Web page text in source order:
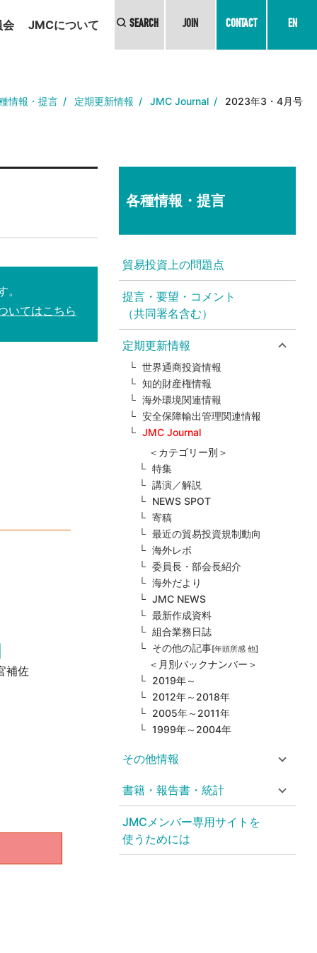
会 JMCについて SEARCH JOIN CONTACT EN
情報・提言 定期更新情報 JMC Journal 2023年3・4月号
いてはこちら
補佐
各種情報・提言
貿易投資上の問題点
提言・要望・コメント
（共同署名含む）
定期更新情報
世界通商投資情報
知的財産権情報
海外環境関連情報
安全保障輸出管理関連情報
JMC Journal
＜カテゴリー別＞
特集
講演／解説
NEWS SPOT
寄稿
最近の貿易投資規制動向
海外レポ
委員長・部会長紹介
海外だより
JMC NEWS
最新作成資料
組合業務日誌
その他の記事[年頭所感 他]
＜月別バックナンバー＞
2019年～
2012年～2018年
2005年～2011年
1999年～2004年
その他情報
書籍・報告書・統計
JMCメンバー専用サイトを
使うためには